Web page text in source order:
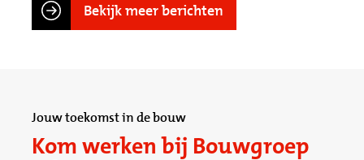
Bekijk meer berichten
Jouw toekomst in de bouw
Kom werken bij Bouwgroep